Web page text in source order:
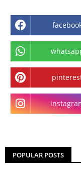
POPULAR POSTS